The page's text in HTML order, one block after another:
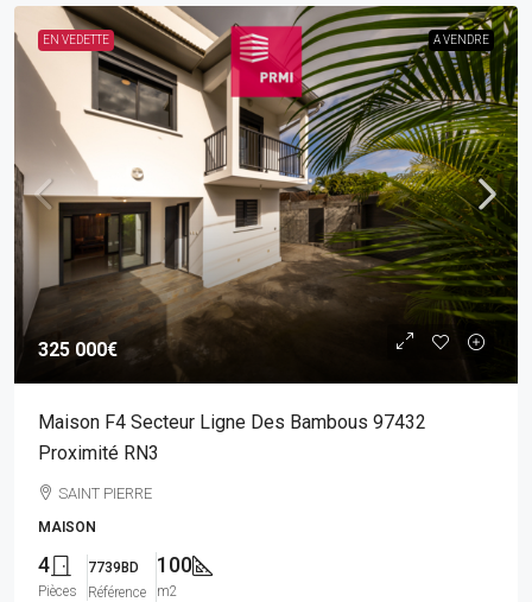
EN VEDETTE A VENDRE
325 000€
Maison F4 Secteur Ligne Des Bambous 97432
Proximité RN3
SAINT PIERRE
MAISON
4
Pièces
7739BD
Référence
100
m2